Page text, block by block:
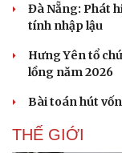
Đà Nẵng: Phát
tính nhập lậu
Hưng Yên tổ
lồng năm 2026
Bài toán hút
THẾ GIỚI